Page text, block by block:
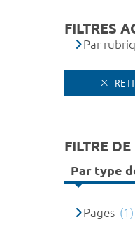
FILTRES
Par
FILTRE DE
Par type
Pages (1)